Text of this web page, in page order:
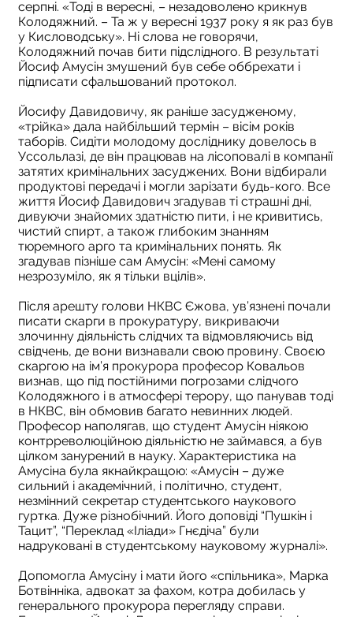
серпні. «Тоді в вересні, – незадоволено крикнув
Колодяжний. – Та ж у вересні 1937 року я як раз був
у Кисловодську». Ні слова не говорячи,
Колодяжний почав бити підслідного. В результаті
Йосиф Амусін змушений був себе оббрехати і
підписати сфальшований протокол.
Йосифу Давидовичу, як раніше засудженому,
«трійка» дала найбільший термін – вісім років
таборів. Сидіти молодому досліднику довелось в
Уссольлазі, де він працював на лісоповалі в компанії
затятих кримінальних засуджених. Вони відбирали
продуктові передачі і могли зарізати будь-кого. Все
життя Йосиф Давидович згадував ті страшні дні,
дивуючи знайомих здатністю пити, і не кривитись,
чистий спирт, а також глибоким знанням
тюремного арго та кримінальних понять. Як
згадував пізніше сам Амусін: «Мені самому
незрозуміло, як я тільки вцілів».
Після арешту голови НКВС Єжова, ув’язнені почали
писати скарги в прокуратуру, викриваючи
злочинну діяльність слідчих та відмовляючись від
свідчень, де вони визнавали свою провину. Своєю
скаргою на ім’я прокурора професор Ковальов
визнав, що під постійними погрозами слідчого
Колодяжного і в атмосфері терору, що панував тоді
в НКВС, він обмовив багато невинних людей.
Професор наполягав, що студент Амусін ніякою
контрреволюційною діяльністю не займався, а був
цілком занурений в науку. Характеристика на
Амусіна була якнайкращою: «Амусін – дуже
сильний і академічний, і політично, студент,
незмінний секретар студентського наукового
гуртка. Дуже різнобічний. Його доповіді “Пушкін і
Тацит”, “Переклад «Іліади» Гнєдіча” були
надруковані в студентському науковому журналі».
Допомогла Амусіну і мати його «спільника», Марка
Ботвінніка, адвокат за фахом, котра добилась у
генерального прокурора перегляду справи.